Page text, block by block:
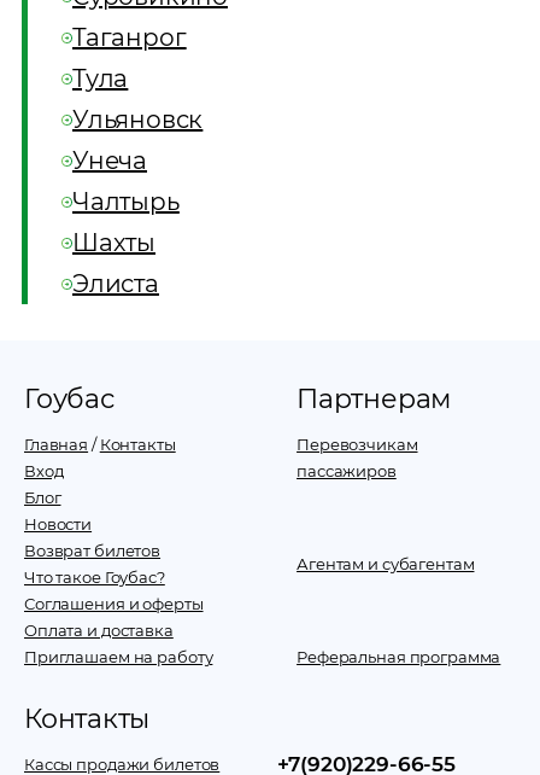
Таганрог
Тула
Ульяновск
Унеча
Чалтырь
Шахты
Элиста
Гоубас
Главная /Контакты
Вход
Блог
Новости
Возврат билетов
Что такое Гоубас?
Соглашения и оферты
Оплата и доставка
Приглашаем на работу
Партнерам
Перевозчикам
пассажиров
Агентам и субагентам
Реферальная программа
Контакты
Кассы продажи билетов +7(920)229-66-55